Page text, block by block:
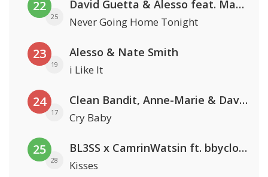
22
25
David Guetta & Alesso feat. Madison Love
Never Going Home Tonight
23
19
Alesso & Nate Smith
i Like It
24
17
Clean Bandit, Anne-Marie & David Guetta
Cry Baby
25
28
BL3SS x CamrinWatsin ft. bbyclose
Kisses